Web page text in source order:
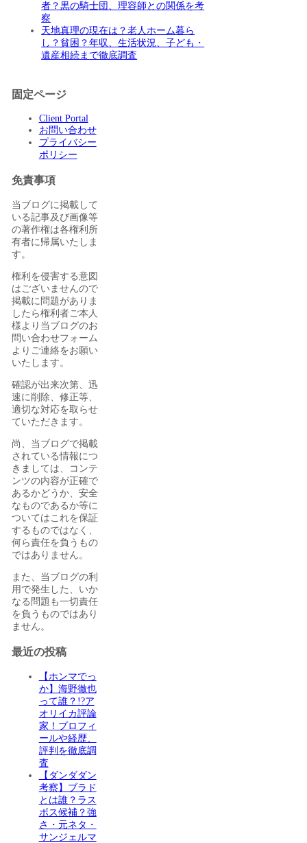
者？黒の騎士団、理容師との関係を考
察
天地真理の現在は？老人ホーム暮ら
し？貧困？年収、生活状況、子ども・
遺産相続まで徹底調査
固定ページ
Client Portal
お問い合わせ
プライバシー
ポリシー
免責事項
当ブログに掲載して
いる記事及び画像等
の著作権は各権利所
有者に帰属いたしま
す。
権利を侵害する意図
はございませんので
掲載に問題がありま
したら権利者ご本人
様より当ブログのお
問い合わせフォーム
よりご連絡をお願い
いたします。
確認が出来次第、迅
速に削除、修正等、
適切な対応を取らせ
ていただきます。
尚、当ブログで掲載
されている情報につ
きましては、コンテ
ンツの内容が正確で
あるかどうか、安全
なものであるか等に
ついてはこれを保証
するものではなく、
何ら責任を負うもの
ではありません。
また、当ブログの利
用で発生した、いか
なる問題も一切責任
を負うものではあり
ません。
最近の投稿
【ホンマでっ
か】海野徹也
って誰？!?ア
オリイカ評論
家！プロフィ
ールや経歴、
評判を徹底調
査
【ダンダダン
考察】ブラド
とは誰？ラス
ボス候補？強
さ・元ネタ・
サンジェルマ